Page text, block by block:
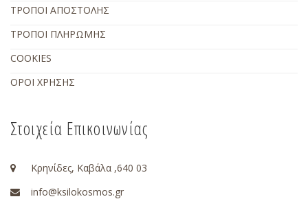
ΤΡΟΠΟΙ ΑΠΟΣΤΟΛΗΣ
ΤΡΟΠΟΙ ΠΛΗΡΩΜΗΣ
COOKIES
ΟΡΟΙ ΧΡΗΣΗΣ
Στοιχεία Επικοινωνίας
Κρηνίδες, Καβάλα ,640 03
info@ksilokosmos.gr